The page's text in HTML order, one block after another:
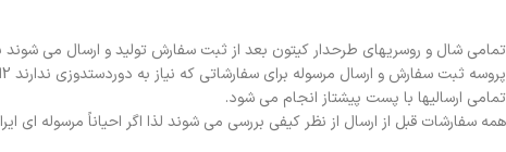
تمامی شال و روسریهای طرحدار کیتون بعد از ثبت سفارش تولید و ارسال می
پروسه ثبت سفارش و ارسال مرسوله برای سفارشاتی که نیاز به دوردستدوزی ندارند 2الی 3روز و برای سفارشاتی که نیاز به دوردستدوزی دارند حدوداً یک هفته زمانبر خواهد بود.
تمامی ارسالیها با پست پیشتاز انجام می شود.
همه سفارشات قبل از ارسال از نظر کیفی بررسی می شوند لذا اگر احیاناً مرسوله